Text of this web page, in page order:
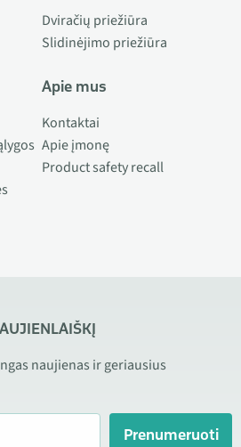
Dviračių priežiūra
Slidinėjimo priežiūra
Apie mus
Kontaktai
Apie įmonę
Product safety recall
naujienas ir geriausius
Prenumeruoti